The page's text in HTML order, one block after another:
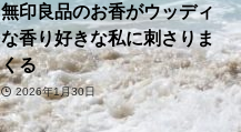
無印良品のお香がウッディ
な香り好きな私に刺さりま
くる
2026年1月30日